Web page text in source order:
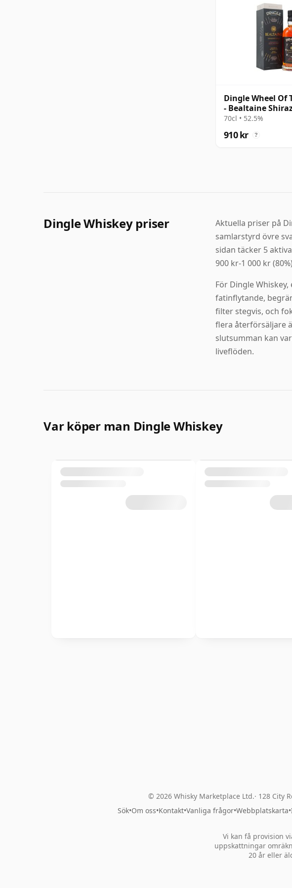
Dingle Wheel Of
- Bealtaine
Finis
70cl • 52.5%
910 kr ?
Dingle Whiskey priser
Aktuella priser på
samlarstyrd övre
sidan täcker 5
900 kr-1 000 kr
För Dingle
fatinflytande,
filter stegvis, och
flera återförsäljare
slutsumman kan
liveflöden.
Var köper man Dingle Whiskey
© 2026 Whisky Marketplace Ltd. 128 City
Sök•Om oss•Kontakt•Vanliga frågor•Webbplatskarta•
Vi kan få provision
uppskattningar
20 år eller